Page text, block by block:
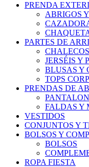
PRENDA
ABRIGOS
PARTES DE
JERSÉIS Y
BLUSAS Y
TOPS
PRENDAS DE
FALDAS Y
VESTIDOS
CONJUNTOS Y
BOLSOS Y
BOLSOS
ROPA FIESTA